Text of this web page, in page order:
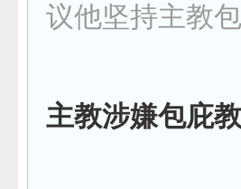
议他坚持主教
主教涉嫌包庇